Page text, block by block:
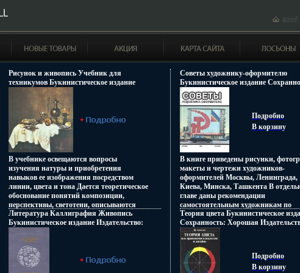
Рисунок и живопись Учебник для
техникумов Букинистическое издание
Сохранность: Хорошая Издательство:
Легкая и пищевая промышленность, 1983 г
Твердый переплет, 216 стр Тираж: 40000 экз
Формат: инфо 3866t.
В учебнике освещаются вопросы
изучения натуры и приобретения
навыков ее изображения посредством
линии, цвета и тона Дается теоретическое
обоснование понятий композиции,
перспективы, светотени, описываются
прибшюштемы изображения
геометрических тел, драпировки,
натюрморта, головы и фигуры человека
Приводятся сведения о цвете, технике
живописи, натюрморте, изображении
человека в одежде, о пейзаже Для
учащихся техникумов Иллюстрации
Литература Каллиграфия Живопись
Букинистическое издание Издательство:
Наука, 1985 г Твердый переплет, 312 стр
Тираж: 5000 экз Формат: 84x108/32 (~130х205
мм) инфо 3875t.
Советы художнику-оформителю
Букинистическое издание
Хорошая Издательство: Плакат,
Твердый переплет, 192 стр Тираж:
Формат: 70x90/16 (~170х215 мм)
Подробно
В корзину
В книге приведены рисунки,
макеты и чертежи художников-
оформителей Москвы, Ленинграда,
Киева, Минска, Ташкента В
главе даны рекомендации
самостоятельным художникам по
применению различныбшюшлх
материалов и инструментов В
иллюстративном ряде использованы
примеры из книг и фолдеров
издательства "Плакат" Издание
адресуется широкому кругу
оформителей, организаторов
Теория цвета Букинистическое
Сохранность: Хорошая
1982 г Мягкая обложка, 184 стр
84x108/32 (~130х205 мм) инфо 3886t.
Подробно
В корзину